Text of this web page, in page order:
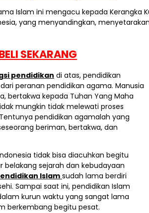
Islam ini mengacu kepada Kerangka
yang menyandingkan,
SEKARANG
pendidikan di atas, pendidikan
peranan pendidikan agama. Manusia
bertakwa kepada Tuhan Yang Maha
mungkin tidak melewati proses
pendidikan agamalah yang
beriman, bertakwa, dan
tidak bisa diacuhkan begitu
belakang sejarah dan kebudayaan
Islam sudah lama berdiri
Sampai saat ini, pendidikan Islam
kurun waktu yang sangat lama
berkembang begitu pesat.